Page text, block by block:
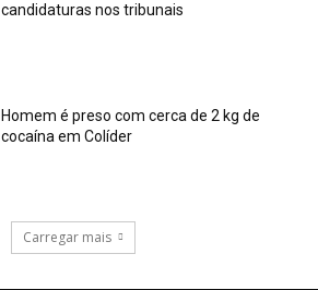
candidaturas nos tribunais
Homem é preso com cerca de 2 kg de
cocaína em Colíder
Carregar mais